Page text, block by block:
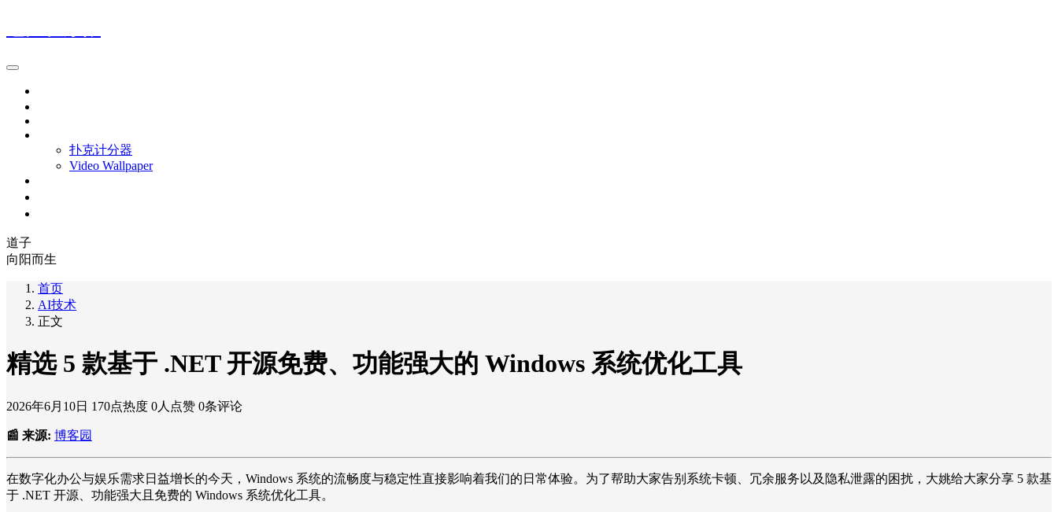
扑克计分器
Video Wallpaper
道子
向阳而生
首页
AI技术
正文
精选 5 款基于 .NET 开源免费、功能强大的 Windows 系统优化工具
2026年6月10日 170点热度 0人点赞 0条评论
📰 来源: 博客园
在数字化办公与娱乐需求日益增长的今天，Windows 系统的流畅度与稳定性直接影响着我们的日常体验。为了帮助大家告别系统卡顿、冗余服务以及隐私泄露的困扰，大姚给大家分享 5 款基
于 .NET 开源、功能强大且免费的 Windows 系统优化工具。